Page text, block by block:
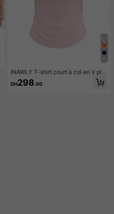
12
INAWLY T-shirt court à col en V plis
sé avec imprimé nœud pour femme
s
DH298.00